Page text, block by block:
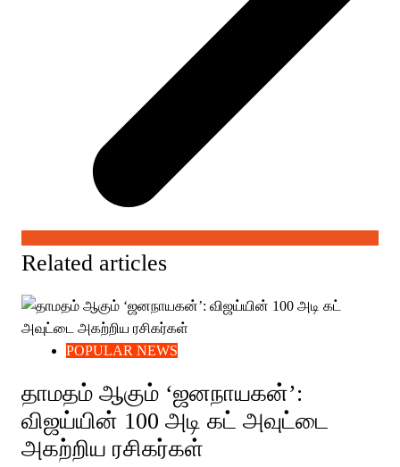
Related articles
POPULAR NEWS
தாமதம் ஆகும் ‘ஜனநாயகன்’:
விஜய்யின் 100 அடி கட் அவுட்டை
அகற்றிய ரசிகர்கள்